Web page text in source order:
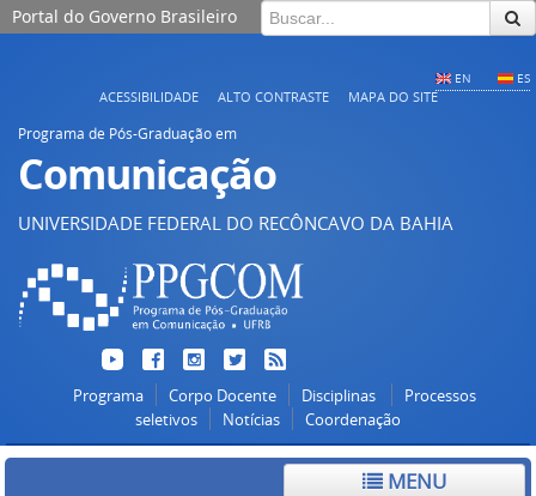
Portal do Governo Brasileiro
EN ES
ACESSIBILIDADE ALTO CONTRASTE MAPA DO SITE
Programa de Pós-Graduação em
Comunicação
UNIVERSIDADE FEDERAL DO RECÔNCAVO DA BAHIA
Programa Corpo Docente Disciplinas
Processos
seletivos
Notícias Coordenação
MENU